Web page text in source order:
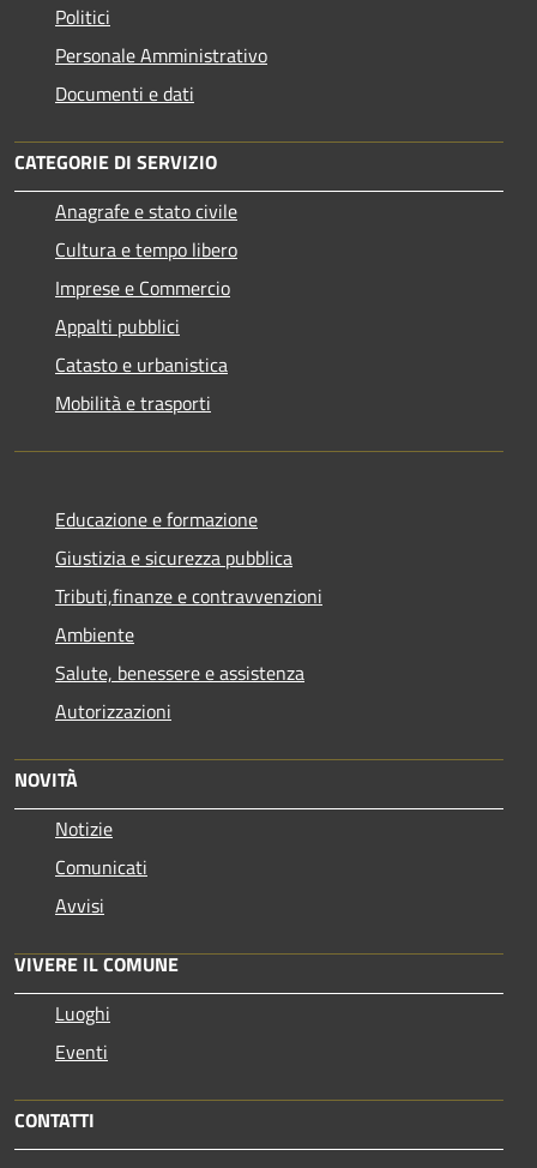
Politici
Personale Amministrativo
Documenti e dati
CATEGORIE DI SERVIZIO
Anagrafe e stato civile
Cultura e tempo libero
Imprese e Commercio
Appalti pubblici
Catasto e urbanistica
Mobilità e trasporti
Educazione e formazione
Giustizia e sicurezza pubblica
Tributi,finanze e contravvenzioni
Ambiente
Salute, benessere e assistenza
Autorizzazioni
NOVITÀ
Notizie
Comunicati
Avvisi
VIVERE IL COMUNE
Luoghi
Eventi
CONTATTI